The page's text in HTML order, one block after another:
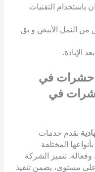
باستخدام التقنيات
من النمل الأبيض و بق
الإبادة.
حشرات في
في
تقدم خدمات
المختلفة
وفعالة. تتميز الشركة
مستوى، يضمن تنفيذ